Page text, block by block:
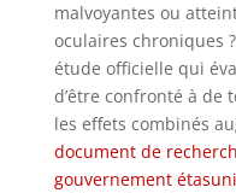
malvoyantes ou
oculaires chroniques
étude officielle qui
d’être confronté à de
les effets combinés
document de
gouvernement